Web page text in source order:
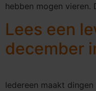
hebben mogen vieren.
Lees een
december
Iedereen maakt